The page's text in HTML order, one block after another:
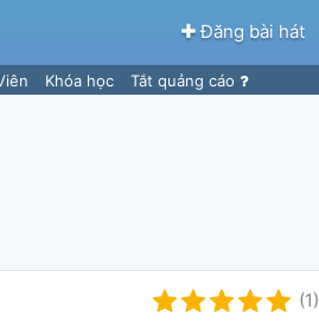
Đăng bài hát
Khóa học Tắt quảng cáo
(1)